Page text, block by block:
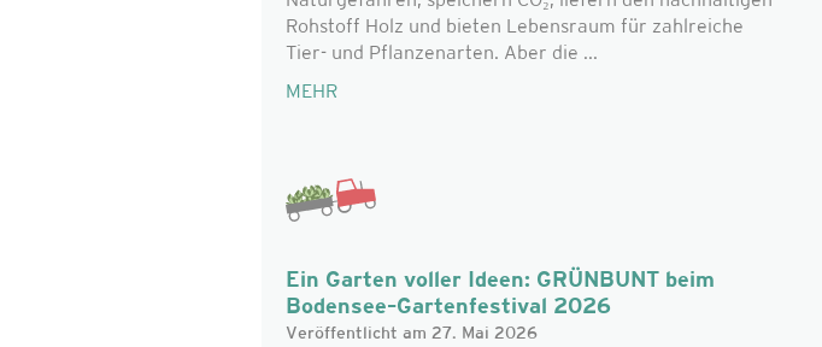
Rohstoff Holz und bieten Lebensraum für zahlreiche
Tier- und Pflanzenarten. Aber die ...
MEHR
Ein Garten voller Ideen: GRÜNBUNT beim
Bodensee–Gartenfestival 2026
Veröffentlicht am 27. Mai 2026